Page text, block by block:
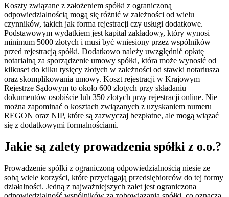
Koszty związane z założeniem spółki z ograniczoną
odpowiedzialnością mogą się różnić w zależności od wielu
czynników, takich jak forma rejestracji czy usługi dodatkowe.
Podstawowym wydatkiem jest kapitał zakładowy, który wynosi
minimum 5000 złotych i musi być wniesiony przez wspólników
przed rejestracją spółki. Dodatkowo należy uwzględnić opłatę
notarialną za sporządzenie umowy spółki, która może wynosić od
kilkuset do kilku tysięcy złotych w zależności od stawki notariusza
oraz skomplikowania umowy. Koszt rejestracji w Krajowym
Rejestrze Sądowym to około 600 złotych przy składaniu
dokumentów osobiście lub 350 złotych przy rejestracji online. Nie
można zapominać o kosztach związanych z uzyskaniem numeru
REGON oraz NIP, które są zazwyczaj bezpłatne, ale mogą wiązać
się z dodatkowymi formalnościami.
Jakie są zalety prowadzenia spółki z o.o.?
Prowadzenie spółki z ograniczoną odpowiedzialnością niesie ze
sobą wiele korzyści, które przyciągają przedsiębiorców do tej formy
działalności. Jedną z najważniejszych zalet jest ograniczona